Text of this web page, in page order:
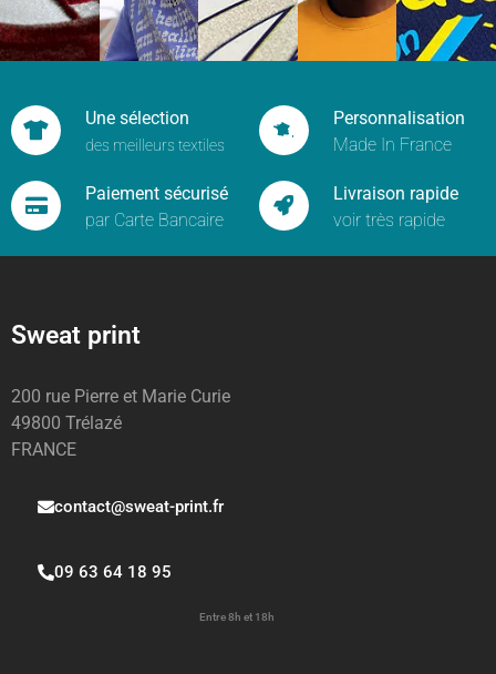
Une sélection
des meilleurs textiles
Personnalisation
Made In France
Paiement sécurisé
par Carte Bancaire
Livraison rapide
voir très rapide
Sweat print
200 rue Pierre et Marie Curie
49800 Trélazé
FRANCE
contact@sweat-print.fr
09 63 64 18 95
Entre 8h et 18h